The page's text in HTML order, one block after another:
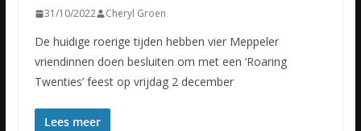
31/10/2022 Cheryl Groen
De huidige roerige tijden hebben vier Meppeler
vriendinnen doen besluiten om met een ‘Roaring
Twenties’ feest op vrijdag 2 december
Lees meer